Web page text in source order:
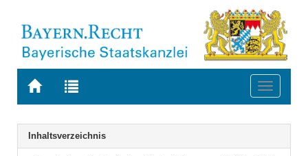
Zur
BAYERN.RECHT
Zur
letzten
Suche
Toggle
Navigation
Inhaltsverzeichnis